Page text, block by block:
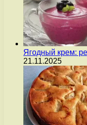
Ягодный крем:
21.11.2025